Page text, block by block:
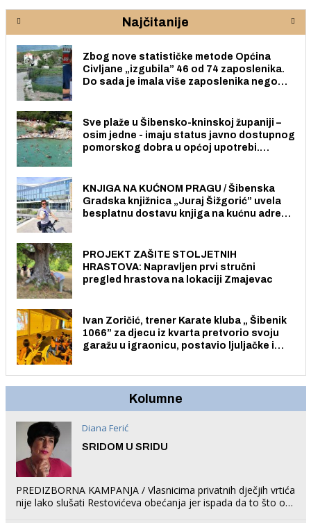
Najčitanije
Zbog nove statističke metode Općina
Civljane „izgubila” 46 od 74 zaposlenika.
Do sada je imala više zaposlenika nego
Sve plaže u Šibensko-kninskoj županiji –
osim jedne - imaju status javno dostupnog
pomorskog dobra u općoj upotrebi.
KNJIGA NA KUĆNOM PRAGU / Šibenska
Gradska knjižnica „Juraj Šižgorić” uvela
besplatnu dostavu knjiga na kućnu adresu
PROJEKT ZAŠITE STOLJETNIH
HRASTOVA: Napravljen prvi stručni
pregled hrastova na lokaciji Zmajevac
Ivan Zoričić, trener Karate kluba „ Šibenik
1066” za djecu iz kvarta pretvorio svoju
garažu u igraonicu, postavio ljuljačke i
Kolumne
Diana Ferić
SRIDOM U SRIDU
PREDIZBORNA KAMPANJA / Vlasnicima privatnih dječjih vrtića
nije lako slušati Restovićeva obećanja jer ispada da to što oni